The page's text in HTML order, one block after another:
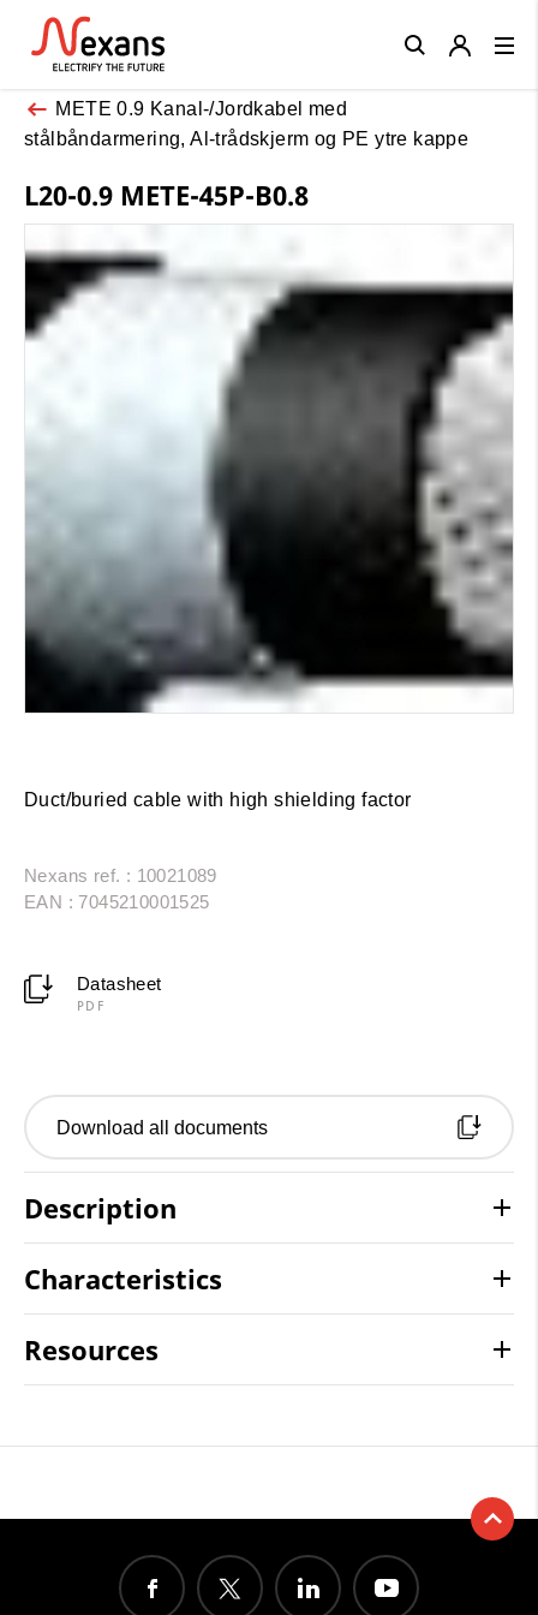
METE 0.9 Kanal-/Jordkabel med
stålbåndarmering, Al-trådskjerm og PE ytre kappe
L20-0.9 METE-45P-B0.8
Duct/buried cable with high shielding factor
Nexans ref. : 10021089
EAN : 7045210001525
Datasheet
PDF
Download all documents
Description
Characteristics
Resources
Close